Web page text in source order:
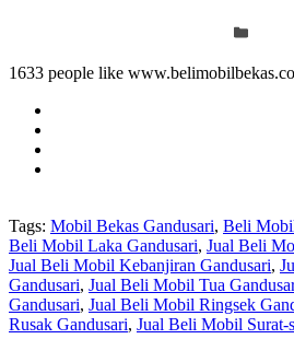
1633 people like
Tags: Mobil Bekas Gandusari, Beli
Beli Mobil Laka Gandusari, Jual Beli
Jual Beli Mobil Kebanjiran Gandusari,
Gandusari, Jual Beli Mobil Tua
Gandusari, Jual Beli Mobil Ringsek
Rusak Gandusari, Jual Beli Mobil Surat-